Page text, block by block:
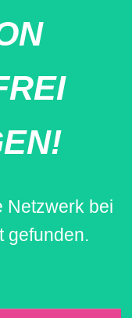
Netzwerk bei
gefunden.